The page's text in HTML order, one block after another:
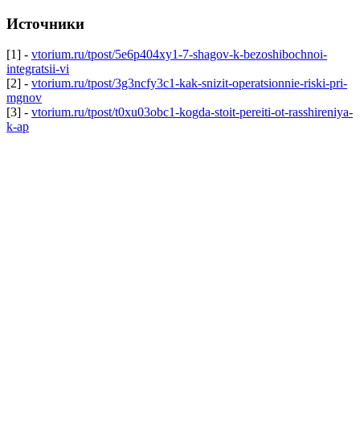
Источники
[1] - vtorium.ru/tpost/5e6p404xy1-7-shagov-k-bezoshibochnoi-
integratsii-vi
[2] - vtorium.ru/tpost/3g3ncfy3c1-kak-snizit-operatsionnie-riski-pri-
mgnov
[3] - vtorium.ru/tpost/t0xu03obc1-kogda-stoit-pereiti-ot-rasshireniya-
k-ap